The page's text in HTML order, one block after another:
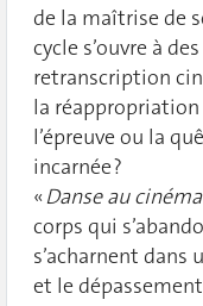
de la maîtrise de
cycle s’ouvre à
retranscription
la
l’épreuve ou la
incarnée ?
«Danse au cinéma
corps qui
s’acharnent
et le